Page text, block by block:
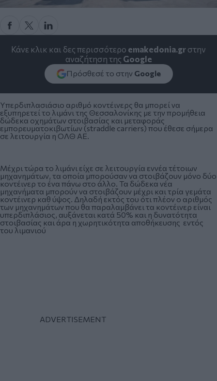
Κάνε κλικ και δες περισσότερο emakedonia.grστην
αναζήτηση της Google
Πρόσθεσέ το στην Google
Υπερδιπλασιάσιο αριθμό κοντέινερς θα μπορεί να
εξυπηρετεί το λιμάνι της Θεσσαλονίκης με την προμήθεια
δώδεκα οχημάτων στοιβασίας και μεταφοράς
εμπορευματοκιβωτίων (straddle carriers) που έθεσε σήμερα
σε λειτουργία η ΟΛΘ ΑΕ.
Μέχρι τώρα το λιμάνι είχε σε λειτουργία εννέα τέτοιων
μηχανημάτων, τα οποία μπορούσαν να στοιβάζουν μόνο δύο
κοντέινερ το ένα πάνω στο άλλο. Τα δώδεκα νέα
μηχανήματα μπορούν να στοιβάζουν μέχρι και τρία γεμάτα
κοντέινερ καθ ύψος. Δηλαδή εκτός του ότι πλέον ο αριθμός
των μηχανημάτων που θα παραλαμβάνει τα κοντέινερ είναι
υπερδιπλάσιος, αυξάνεται κατά 50% και η δυνατότητα
στοιβασίας και άρα η χωρητικότητα αποθήκευσης εντός
του λιμανιού